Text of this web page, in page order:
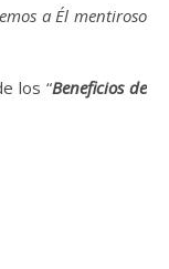
a Él mentiroso
los “Beneficios de